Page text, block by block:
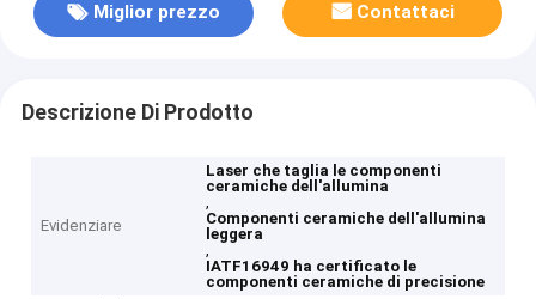
Miglior prezzo Contattaci
Descrizione Di Prodotto
Evidenziare
Laser che taglia le componenti
ceramiche dell'allumina
,
Componenti ceramiche dell'allumina
leggera
,
IATF16949 ha certificato le
componenti ceramiche di precisione